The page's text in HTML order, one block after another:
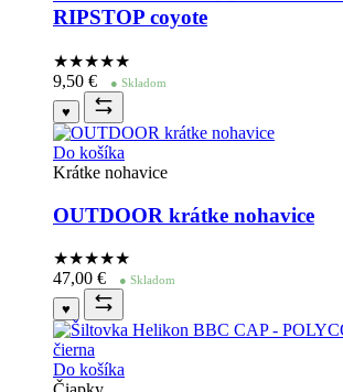
RIPSTOP coyote
★★★★★
9,50 € ● Skladom
♥
Do košíka
Krátke nohavice
OUTDOOR krátke nohavice
★★★★★
47,00 € ● Skladom
♥
Do košíka